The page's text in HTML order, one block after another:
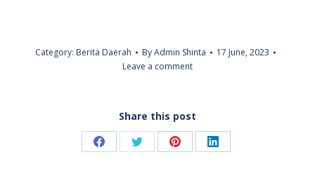
Category: Berita Daerah ByAdmin Shinta
17 June, 2023
Leave a comment
Share this post
Share Share Share Share